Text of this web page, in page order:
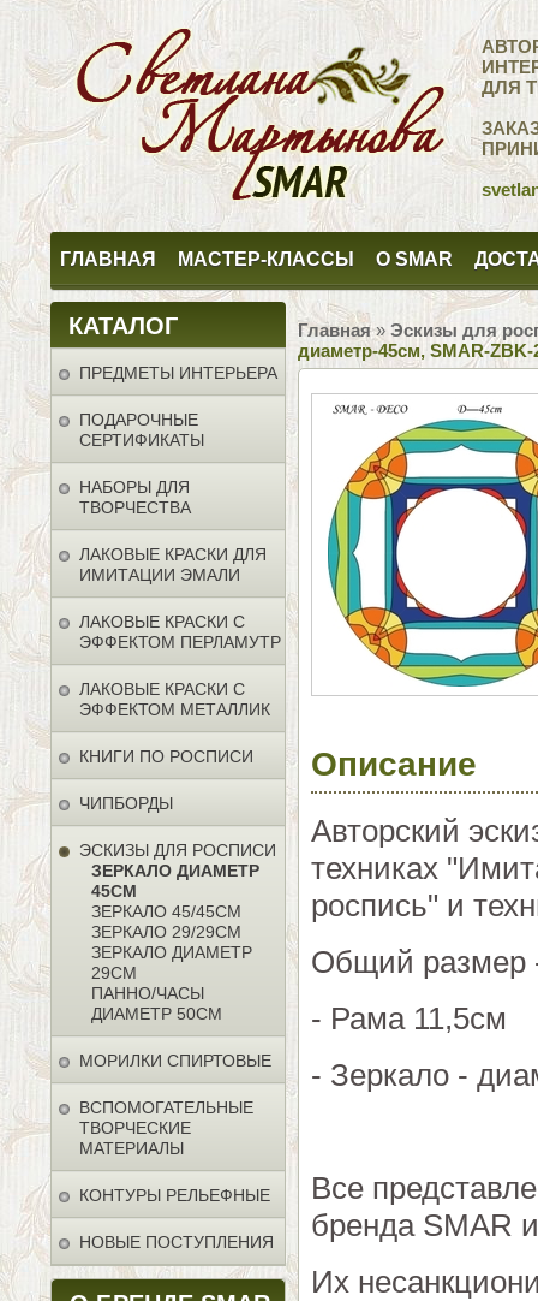
ДЛЯ
ГЛАВНАЯ МАСТЕР-КЛАССЫ О SMAR
КАТАЛОГ
ПРЕДМЕТЫ ИНТЕРЬЕРА
ПОДАРОЧНЫЕ
СЕРТИФИКАТЫ
НАБОРЫ ДЛЯ
ТВОРЧЕСТВА
ЛАКОВЫЕ КРАСКИ ДЛЯ
ИМИТАЦИИ ЭМАЛИ
ЛАКОВЫЕ КРАСКИ С
ЭФФЕКТОМ ПЕРЛАМУТР
ЛАКОВЫЕ КРАСКИ С
ЭФФЕКТОМ МЕТАЛЛИК
КНИГИ ПО РОСПИСИ
ЧИПБОРДЫ
ЭСКИЗЫ ДЛЯ РОСПИСИ
ЗЕРКАЛО ДИАМЕТР
45СМ
ЗЕРКАЛО 45/45СМ
ЗЕРКАЛО 29/29СМ
ЗЕРКАЛО ДИАМЕТР
29СМ
ПАННО/ЧАСЫ
ДИАМЕТР 50СМ
МОРИЛКИ СПИРТОВЫЕ
ВСПОМОГАТЕЛЬНЫЕ
ТВОРЧЕСКИЕ
МАТЕРИАЛЫ
КОНТУРЫ РЕЛЬЕФНЫЕ
НОВЫЕ ПОСТУПЛЕНИЯ
Главная» Эскизы для
диаметр-45см, SMAR-ZBK-
Описание
Авторский
техниках
роспись" и
Общий размер
- Рама 11,5см
- Зеркало -
Все
бренда SMAR
Их